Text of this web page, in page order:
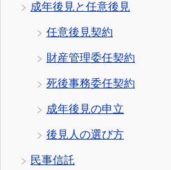
成年後見と任意後見
任意後見契約
財産管理委任契約
死後事務委任契約
成年後見の申立
後見人の選び方
民事信託